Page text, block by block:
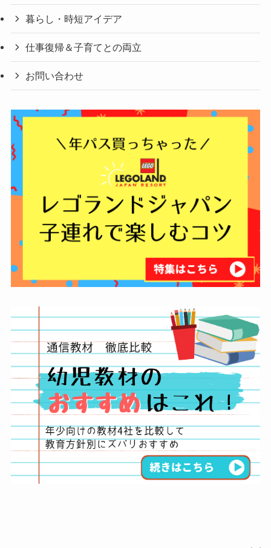
暮らし・時短アイデア
仕事復帰＆子育てとの両立
お問い合わせ